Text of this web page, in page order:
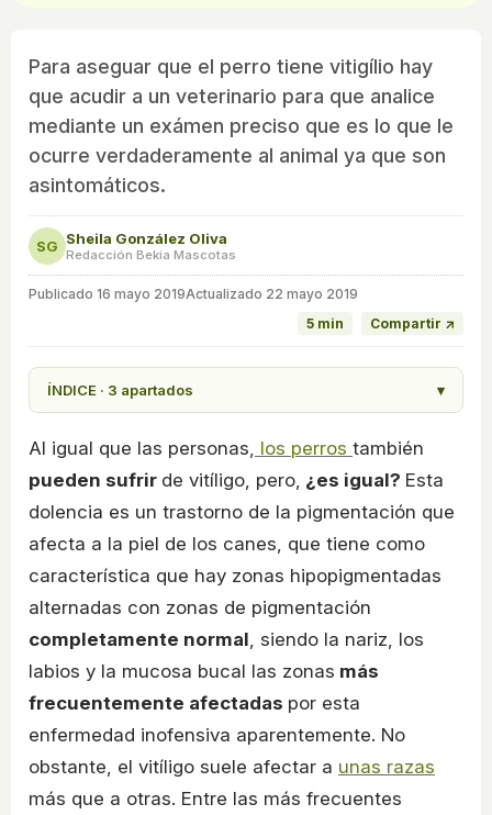
Para aseguar que el perro tiene vitigílio hay
que acudir a un veterinario para que analice
mediante un exámen preciso que es lo que le
ocurre verdaderamente al animal ya que son
asintomáticos.
SG Sheila González Oliva
Redacción Bekia Mascotas
Publicado 16 mayo 2019Actualizado 22 mayo 2019
5 min
Compartir ↗
ÍNDICE · 3 apartados ▾
Al igual que las personas, los perros también
pueden sufrir de vitíligo, pero, ¿es igual? Esta
dolencia es un trastorno de la pigmentación que
afecta a la piel de los canes, que tiene como
característica que hay zonas hipopigmentadas
alternadas con zonas de pigmentación
completamente normal, siendo la nariz, los
labios y la mucosa bucal las zonas más
frecuentemente afectadas por esta
enfermedad inofensiva aparentemente. No
obstante, el vitíligo suele afectar a unas razas
más que a otras. Entre las más frecuentes